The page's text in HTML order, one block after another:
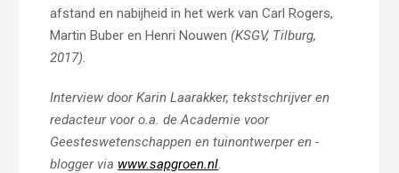
afstand en nabijheid in het werk van Carl Rogers,
Martin Buber en Henri Nouwen (KSGV, Tilburg,
2017).
Interview door Karin Laarakker, tekstschrijver en
redacteur voor o.a. de Academie voor
Geesteswetenschappen en tuinontwerper en -
blogger via www.sapgroen.nl.